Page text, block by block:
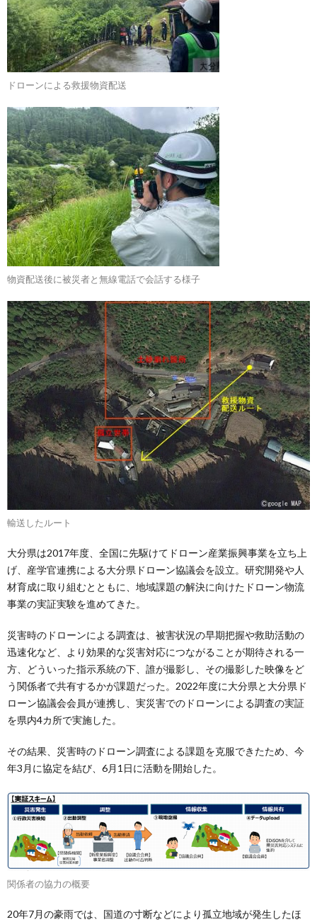
ドローンによる救援物資配送
物資配送後に被災者と無線電話で会話する様子
輸送したルート
大分県は2017年度、全国に先駆けてドローン産業振興事業を立ち上
げ、産学官連携による大分県ドローン協議会を設立。研究開発や人
材育成に取り組むとともに、地域課題の解決に向けたドローン物流
事業の実証実験を進めてきた。
災害時のドローンによる調査は、被害状況の早期把握や救助活動の
迅速化など、より効果的な災害対応につながることが期待される一
方、どういった指示系統の下、誰が撮影し、その撮影した映像をど
う関係者で共有するかが課題だった。2022年度に大分県と大分県ド
ローン協議会会員が連携し、実災害でのドローンによる調査の実証
を県内4カ所で実施した。
その結果、災害時のドローン調査による課題を克服できたため、今
年3月に協定を結び、6月1日に活動を開始した。
関係者の協力の概要
20年7月の豪雨では、国道の寸断などにより孤立地域が発生したほ